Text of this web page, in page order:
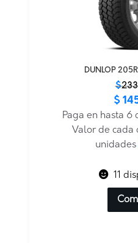
DUNLOP
$
original
$233.240.
actual
$
Paga en hasta 6
Valor de cada
unidades
11